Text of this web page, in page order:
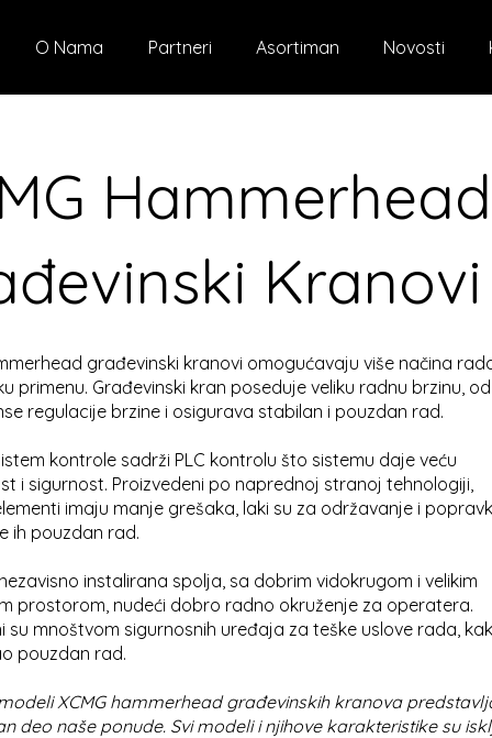
O Nama Partneri Asortiman Novosti
Hammerhead
Kranovi
građevinski kranovi omogućavaju više načina
primenu. Građevinski kran poseduje veliku radnu brzinu,
regulacije brzine i osigurava stabilan i pouzdan rad.
kontrole sadrži PLC kontrolu što sistemu daje veću
i sigurnost. Proizvedeni po naprednoj stranoj tehnologiji,
imaju manje grešaka, laki su za održavanje i
ih pouzdan rad.
instalirana spolja, sa dobrim vidokrugom i velikim
prostorom, nudeći dobro radno okruženje za operatera.
su mnoštvom sigurnosnih uređaja za teške uslove rada,
pouzdan rad.
XCMG hammerhead građevinskih kranova
deo naše ponude. Svi modeli i njihove karakteristike su